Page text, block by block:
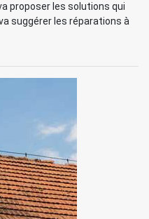
proposer les solutions qui
suggérer les réparations à